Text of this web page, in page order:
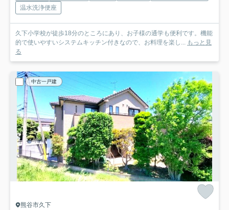
温水洗浄便座
久下小学校が徒歩18分のところにあり、お子様の通学も便利です。機能
的で使いやすいシステムキッチン付きなので、お料理を楽し... もっと見
る
中古一戸建
熊谷市久下